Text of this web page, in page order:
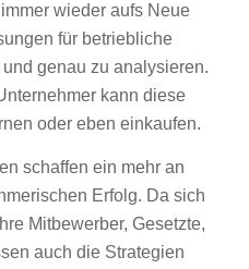
wieder aufs Neue
für betriebliche
genau zu analysieren.
kann diese
oder eben einkaufen.
schaffen ein mehr an
Erfolg. Da sich
Mitbewerber, Gesetzte,
auch die Strategien